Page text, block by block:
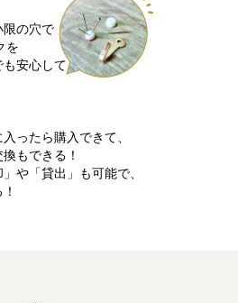
限の穴で
を
安心して
や「貸出」も可能で、
ったら購入できて、
もできる！